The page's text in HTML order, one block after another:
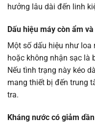
hưởng lâu dài đến linh
Dấu hiệu máy còn ẩm
Một số dấu hiệu như loa
hoặc không nhận sạc là
Nếu tình trạng này kéo
mang thiết bị đến trung
tra.
Kháng nước có giảm